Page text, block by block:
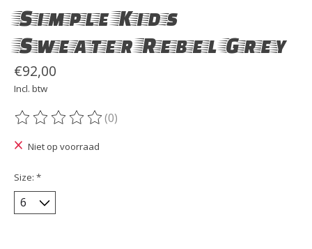
Simple Kids
Sweater Rebel Grey
€92,00
Incl. btw
De beoordeling van dit product is
(0)
Niet op voorraad
Size: *